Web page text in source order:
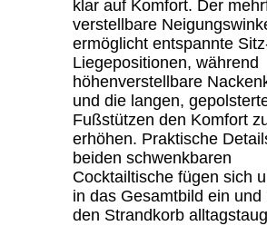
klar auf Komfort. Der
verstellbare
ermöglicht entspannte
Liegepositionen, während
höhenverstellbare
und die langen,
Fußstützen den Komfort
erhöhen. Praktische
beiden schwenkbaren
Cocktailtische fügen sich
in das Gesamtbild ein und
den Strandkorb